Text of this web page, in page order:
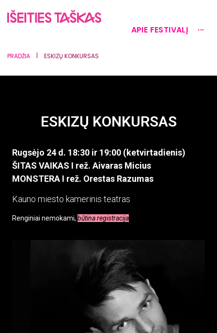
APIE FESTIVALĮ ···
PRADŽIA | ESKIZŲ KONKURSAS
ESKIZŲ KONKURSAS
Rugsėjo 24 d. 18:30 ir 19:00 (ketvirtadienis)
ŠITAS VAIKAS I rež. Aivaras Micius
MONSTERA I rež. Orestas Razumas
Kauno miesto kamerinis teatras
Renginiai nemokami, būtina registracija